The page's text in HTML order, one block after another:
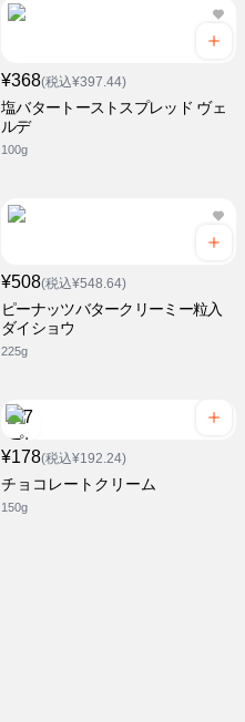
¥368(税込¥397.44)
塩バタートーストスプレッド ヴェ
ルデ
100g
¥508(税込¥548.64)
ピーナッツバタークリーミー粒入
ダイショウ
225g
¥178(税込¥192.24)
チョコレートクリーム
150g